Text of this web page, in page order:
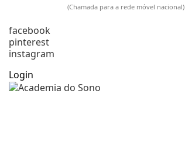
(Chamada para a rede móvel nacional)
facebook
pinterest
instagram
Login